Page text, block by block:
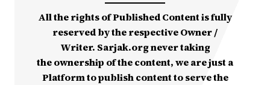
All the rights of Published Content is fully
reserved by the respective Owner /
Writer. Sarjak.org never taking
the ownership of the content, we are just a
Platform to publish content to serve the